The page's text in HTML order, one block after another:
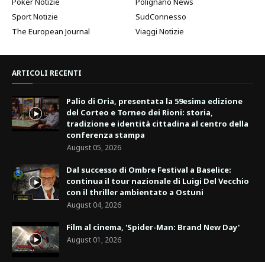
Sport Notizie
SudConnesso
The European Journal
Viaggi Notizie
ARTICOLI RECENTI
Palio di Oria, presentata la 59esima edizione
del Corteo e Torneo dei Rioni: storia,
tradizione e identità cittadina al centro della
conferenza stampa
August 05, 2026
Dal successo di Ombre Festival a Baselice:
continua il tour nazionale di Luigi Del Vecchio
con il thriller ambientato a Ostuni
August 04, 2026
Film al cinema, 'Spider-Man: Brand New Day'
August 01, 2026